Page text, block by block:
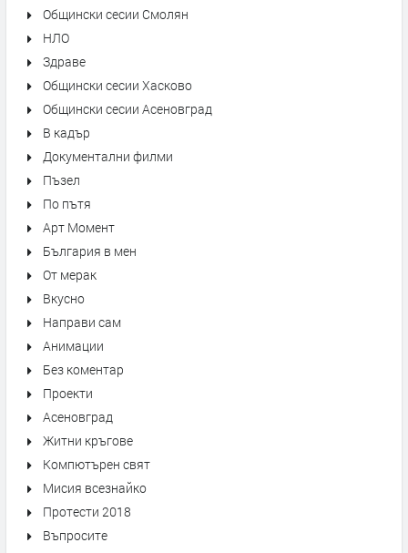
Общински сесии Смолян
НЛО
Здраве
Общински сесии Хасково
Общински сесии Асеновград
В кадър
Документални филми
Пъзел
По пътя
Арт Момент
България в мен
От мерак
Вкусно
Направи сам
Анимации
Без коментар
Проекти
Асеновград
Житни кръгове
Компютърен свят
Мисия всезнайко
Протести 2018
Въпросите